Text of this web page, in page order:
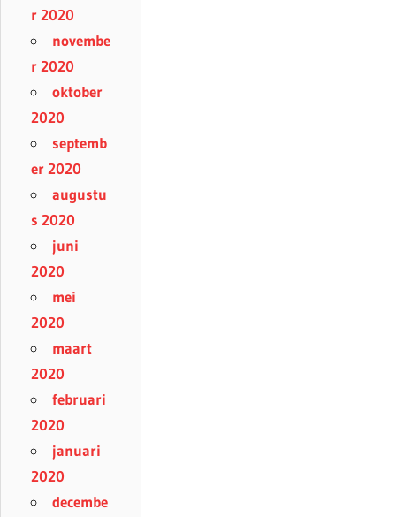
r 2020
novembe
r 2020
oktober
2020
septemb
er 2020
augustu
s 2020
juni
2020
mei
2020
maart
2020
februari
2020
januari
2020
decembe